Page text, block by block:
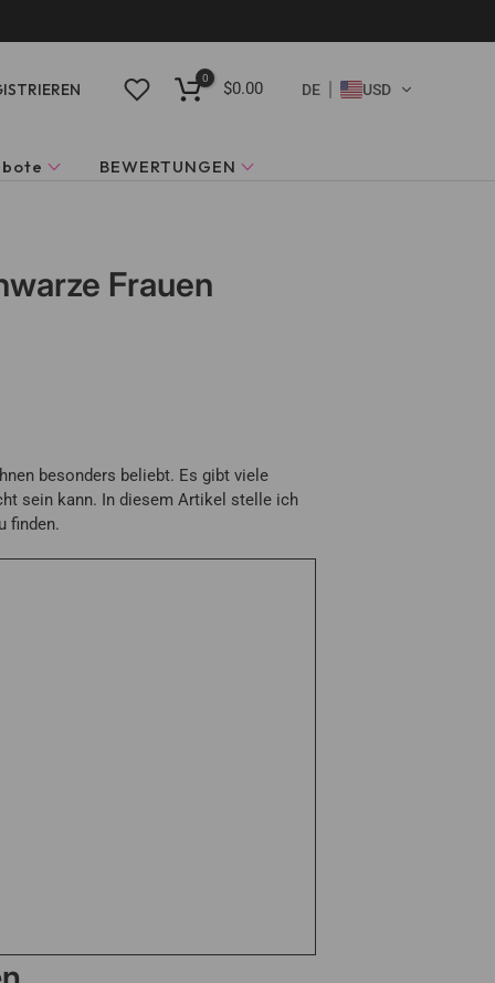
0
$0.00 DE USD
BEWERTUNGEN
Frauen
besonders beliebt. Es gibt viele
sein kann. In diesem Artikel stelle ich
finden.